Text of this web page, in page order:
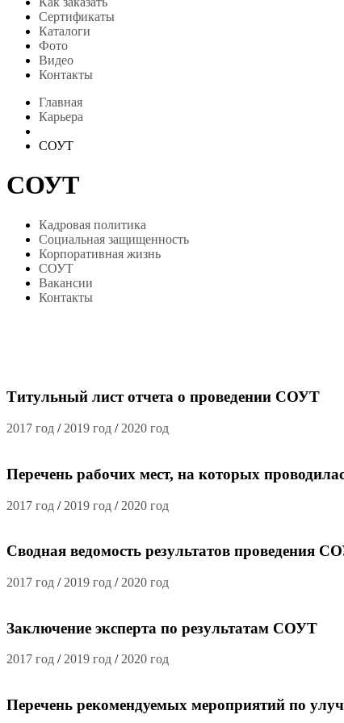
Сертификаты
Каталоги
Фото
Видео
Контакты
Главная
Карьера
СОУТ
СОУТ
Кадровая политика
Социальная защищенность
Корпоративная жизнь
СОУТ
Вакансии
Контакты
Титульный лист отчета о проведении СОУТ
2017 год / 2019 год / 2020 год
Перечень рабочих мест, на которых
2017 год / 2019 год / 2020 год
Сводная ведомость результатов проведения
2017 год / 2019 год / 2020 год
Заключение эксперта по результатам СОУТ
2017 год /2019 год /2020 год
Перечень рекомендуемых мероприятий по